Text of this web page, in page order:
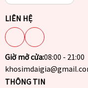
LIÊN HỆ
Giờ mở cửa:08:00 - 21:00
THÔNG TIN